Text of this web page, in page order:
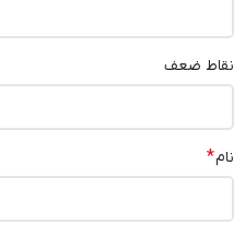
نقاط ضعف
نام*